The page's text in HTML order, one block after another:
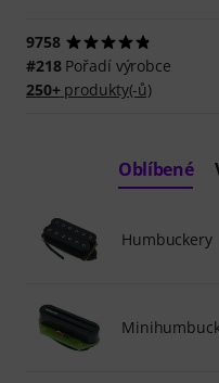
9758
#218Pořadí výrobce
250+produkty(-ů)
Oblíbené
Humbuckery